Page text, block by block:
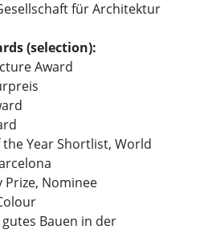
für Architektur
(selection):
Award
Year Shortlist, World
Prize, Nominee
Bauen in der